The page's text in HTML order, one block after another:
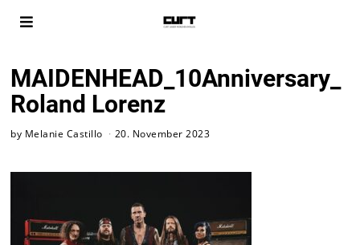
MAIDENHEAD_10Anniversary_
Roland Lorenz
by Melanie Castillo 20. November 2023